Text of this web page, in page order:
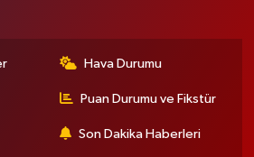
Hava Durumu
Puan Durumu ve Fikstür
Son Dakika Haberleri